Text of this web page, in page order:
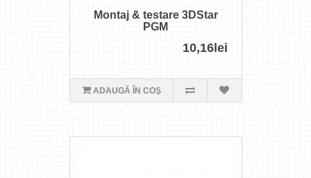
Montaj & testare 3DStar
PGM
10,16lei
ADAUGĂ ÎN COŞ